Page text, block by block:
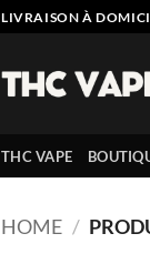
LIVRAISON À
THC VAPE
HOME /